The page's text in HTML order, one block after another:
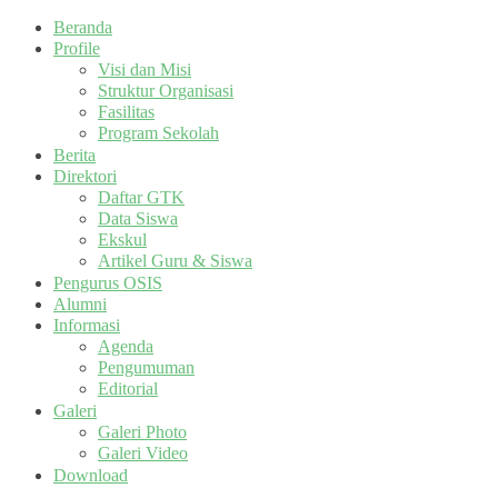
Beranda
Profile
Visi dan Misi
Struktur Organisasi
Fasilitas
Program Sekolah
Berita
Direktori
Daftar GTK
Data Siswa
Ekskul
Artikel Guru & Siswa
Pengurus OSIS
Alumni
Informasi
Agenda
Pengumuman
Editorial
Galeri
Galeri Photo
Galeri Video
Download